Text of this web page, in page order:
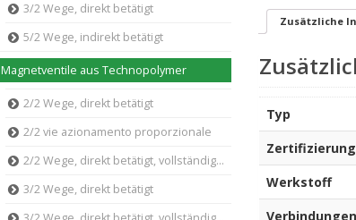
3/2 Wege, direkt betätigt
5/2 Wege, indirekt betätigt
Magnetventile aus Technopolymer
2/2 Wege, direkt betätigt
2/2 vie azionamento proporzionale
2/2 Wege, direkt betätigt, vollständige Trennung
3/2 Wege, direkt betätigt
Zusätzliche
Typ
Werkstoff
Verbindungen